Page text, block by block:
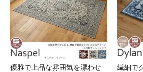
優雅で上品な雰囲気を漂わせ
繊細で